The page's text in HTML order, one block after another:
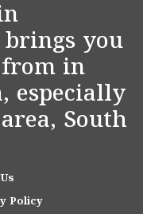
you
from in
especially
South
Policy